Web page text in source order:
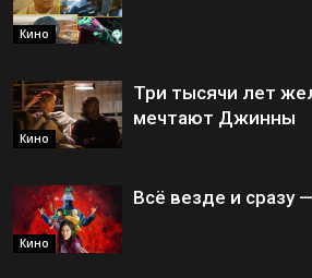
Кино
Кино
Три тысячи лет
мечтают Джинны
Кино
Всё везде и сразу